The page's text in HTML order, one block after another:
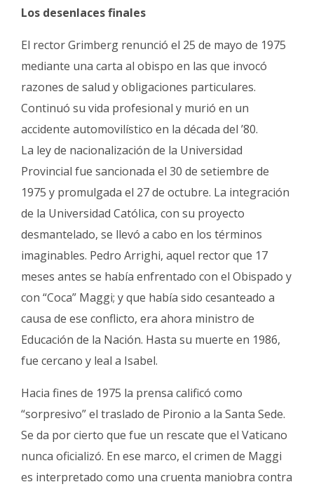
Los desenlaces finales
El rector Grimberg renunció el 25 de mayo de 1975
mediante una carta al obispo en las que invocó
razones de salud y obligaciones particulares.
Continuó su vida profesional y murió en un
accidente automovilístico en la década del ’80.
La ley de nacionalización de la Universidad
Provincial fue sancionada el 30 de setiembre de
1975 y promulgada el 27 de octubre. La integración
de la Universidad Católica, con su proyecto
desmantelado, se llevó a cabo en los términos
imaginables. Pedro Arrighi, aquel rector que 17
meses antes se había enfrentado con el Obispado y
con “Coca” Maggi; y que había sido cesanteado a
causa de ese conflicto, era ahora ministro de
Educación de la Nación. Hasta su muerte en 1986,
fue cercano y leal a Isabel.
Hacia fines de 1975 la prensa calificó como
“sorpresivo” el traslado de Pironio a la Santa Sede.
Se da por cierto que fue un rescate que el Vaticano
nunca oficializó. En ese marco, el crimen de Maggi
es interpretado como una cruenta maniobra contra